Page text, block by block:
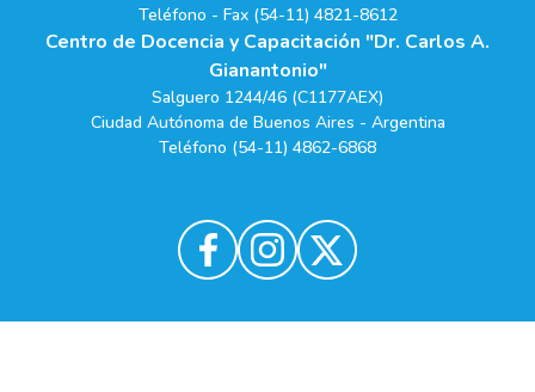
Teléfono - Fax (54-11) 4821-8612
Centro de Docencia y Capacitación "Dr. Carlos A.
Gianantonio"
Salguero 1244/46 (C1177AEX)
Ciudad Autónoma de Buenos Aires - Argentina
Teléfono (54-11) 4862-6868